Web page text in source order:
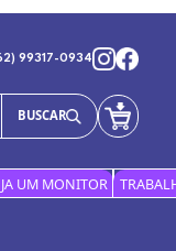
OS PRODUTOS